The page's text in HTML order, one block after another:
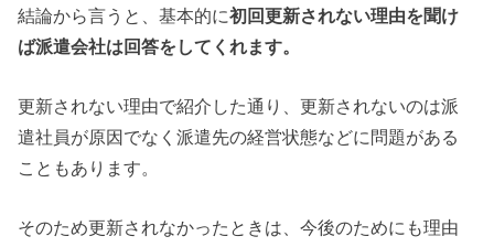
結論から言うと、基本的に初回更新されない理由を聞け
ば派遣会社は回答をしてくれます。
更新されない理由で紹介した通り、更新されないのは派
遣社員が原因でなく派遣先の経営状態などに問題がある
こともあります。
そのため更新されなかったときは、今後のためにも理由